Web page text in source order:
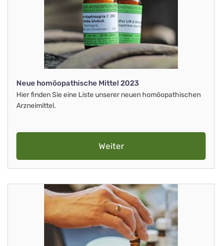
Neue homöopathische Mittel 2023
Hier finden Sie eine Liste unserer neuen homöopathischen
Arzneimittel.
Weiter